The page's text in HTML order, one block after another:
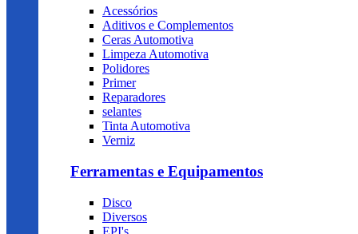
Acessórios
Aditivos e Complementos
Ceras Automotiva
Limpeza Automotiva
Polidores
Primer
Reparadores
selantes
Tinta Automotiva
Verniz
Ferramentas e Equipamentos
Disco
Diversos
EPI's